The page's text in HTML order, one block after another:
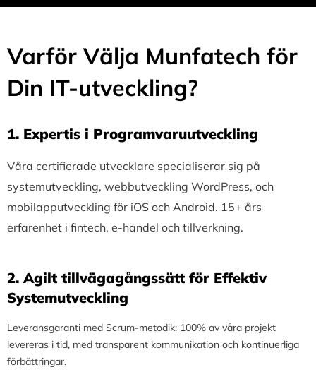
Varför Välja Munfatech för
Din IT-utveckling?
1.⁠ ⁠Expertis i Programvaruutveckling
Våra certifierade utvecklare specialiserar sig på
systemutveckling, webbutveckling WordPress, och
mobilapputveckling för iOS och Android. 15+ års
erfarenhet i fintech, e-handel och tillverkning.
2.⁠ ⁠Agilt tillvägagångssätt för Effektiv
Systemutveckling
Leveransgaranti med Scrum-metodik: 100% av våra projekt
levereras i tid, med transparent kommunikation och kontinuerliga
förbättringar.